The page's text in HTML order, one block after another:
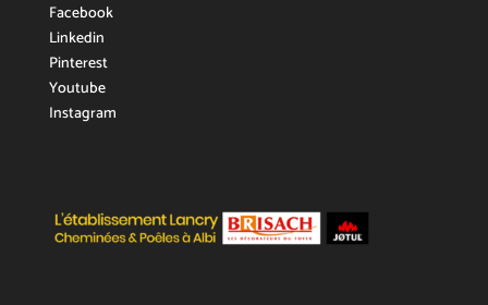
Facebook
Linkedin
Pinterest
Youtube
Instagram